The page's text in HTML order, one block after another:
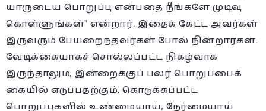
யாருடைய பொறுப்பு என்பதை நீங்களே முடிவு
கொள்ளுங்கள்” என்றார். இதைக் கேட்ட அவர்கள்
இருவரும் பேயறைந்தவர்கள் போல் நின்றார்கள்.
வேடிக்கையாகச் சொல்லப்பட்ட நிகழ்வாக
இருந்தாலும், இன்றைக்குப் பலர் பொறுப்பைக்
கையில் எடுப்பதற்கும், கொடுக்கப்பட்ட
பொறுப்புகளில் உண்மையாய், நேர்மையாய்